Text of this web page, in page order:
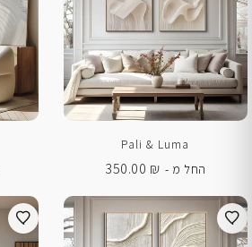
Pali & Luma
החל מ -
350.00 ₪